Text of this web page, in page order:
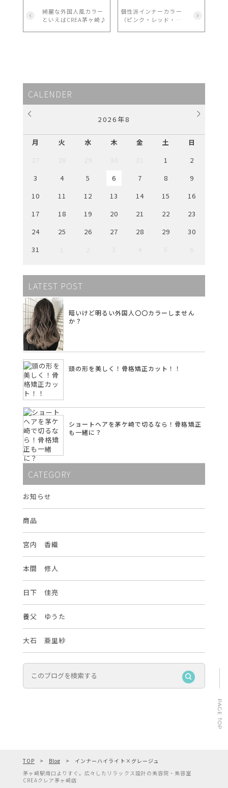
綺麗な外国人風カラー
といえばCREA茅ヶ崎♪
個性派インナーカラー
（ピンク・レッド・パ
CALENDER
2026年8
月 火 水 木 金 土
日
1
2
3
4 5 6 7 8
9
10
11 12 13 14 15
16
17
18 19 20 21 22
23
24
25 26 27 28 29
30
31
LATEST POST
暗いけど明るい外国人〇〇カラーしません
か？
頭の形を美しく！骨格矯正カット！！
ショートヘアを茅ケ崎で切るなら！骨格矯正
も一緒に？
CATEGORY
お知らせ
商品
宮内 香織
本間 修人
日下 佳亮
養父 ゆうた
大石 亜里紗
TOP Blog
インナーハイライト×グレージュ
茅ヶ崎駅南口よりすぐ。広々したリラックス設計の美容院・美容室
CREAクレア茅ヶ崎店
PAGE TOP